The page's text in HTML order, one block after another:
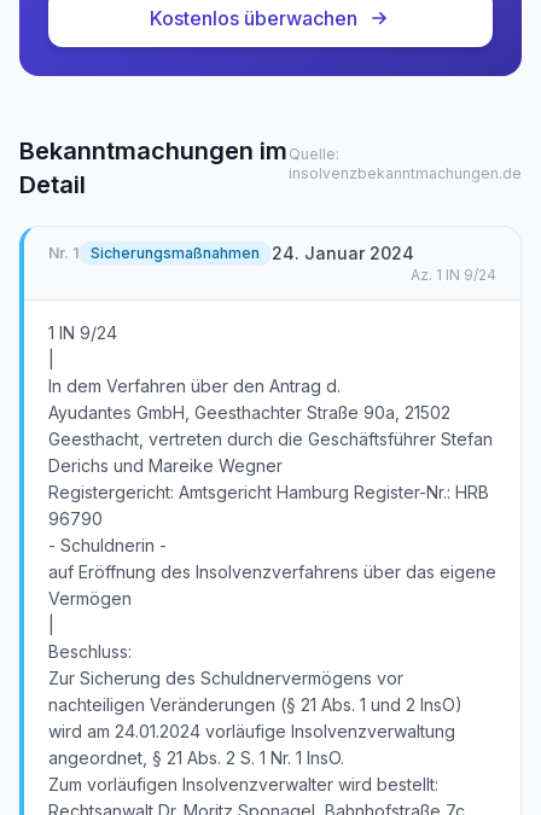
Kostenlos überwachen
Bekanntmachungen im
Detail
Quelle:
insolvenzbekanntmachungen.de
Nr. 1 Sicherungsmaßnahmen 24. Januar 2024
Az. 1 IN 9/24
1 IN 9/24
In dem Verfahren über den Antrag d.
Ayudantes GmbH, Geesthachter Straße 90a, 21502
Geesthacht, vertreten durch die Geschäftsführer Stefan
Derichs und Mareike Wegner
Registergericht: Amtsgericht Hamburg Register-Nr.: HRB
96790
- Schuldnerin -
auf Eröffnung des Insolvenzverfahrens über das eigene
Vermögen
Beschluss:
Zur Sicherung des Schuldnervermögens vor
nachteiligen Veränderungen (§ 21 Abs. 1 und 2 InsO)
wird am 24.01.2024 vorläufige Insolvenzverwaltung
angeordnet, § 21 Abs. 2 S. 1 Nr. 1 InsO.
Zum vorläufigen Insolvenzverwalter wird bestellt:
Rechtsanwalt Dr. Moritz Sponagel, Bahnhofstraße 7c,